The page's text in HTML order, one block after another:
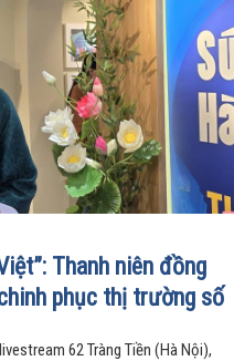
Thanh niên đồng
phục thị trường số
62 Tràng Tiền (Hà Nội),